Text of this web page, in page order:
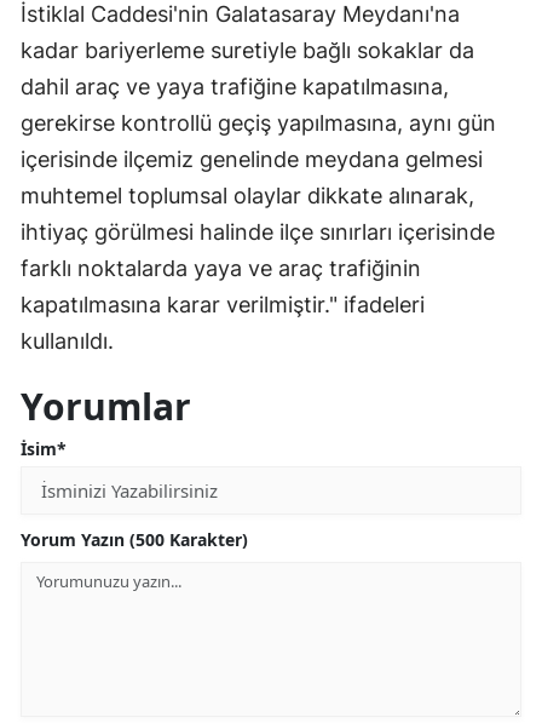
İstiklal Caddesi'nin Galatasaray Meydanı'na
kadar bariyerleme suretiyle bağlı sokaklar da
dahil araç ve yaya trafiğine kapatılmasına,
gerekirse kontrollü geçiş yapılmasına, aynı gün
içerisinde ilçemiz genelinde meydana gelmesi
muhtemel toplumsal olaylar dikkate alınarak,
ihtiyaç görülmesi halinde ilçe sınırları içerisinde
farklı noktalarda yaya ve araç trafiğinin
kapatılmasına karar verilmiştir." ifadeleri
kullanıldı.
Yorumlar
İsim*
Yorum Yazın (500 Karakter)